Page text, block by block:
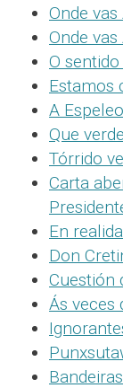
Onde
Onde
O
Estamos
A
Que
Tórrido
Carta
En
Don
Cuestión
Ás veces